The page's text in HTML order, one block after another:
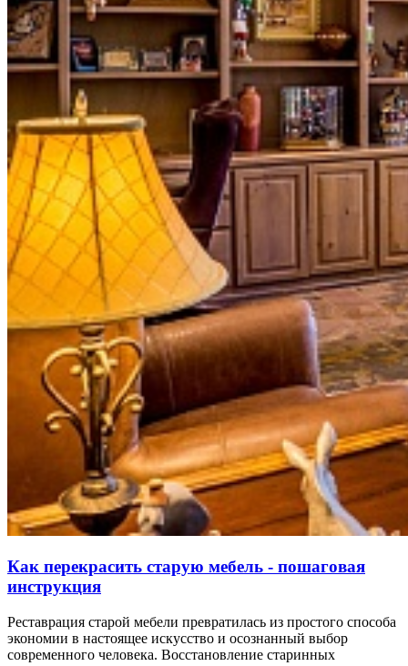
Как перекрасить старую мебель - пошаговая
инструкция
Реставрация старой мебели превратилась из простого способа
экономии в настоящее искусство и осознанный выбор
современного человека. Восстановление старинных